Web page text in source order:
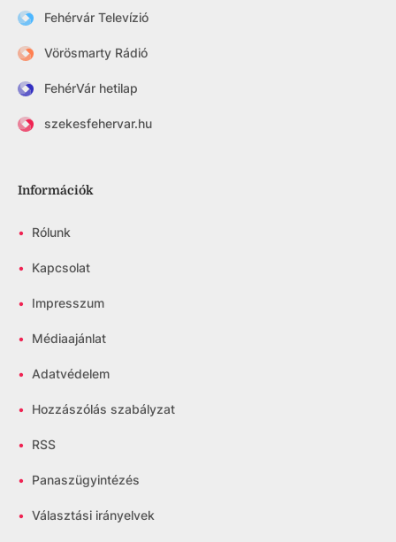
Fehérvár Televízió
Vörösmarty Rádió
FehérVár hetilap
szekesfehervar.hu
Információk
• Rólunk
• Kapcsolat
• Impresszum
• Médiaajánlat
• Adatvédelem
• Hozzászólás szabályzat
• RSS
• Panaszügyintézés
• Választási irányelvek